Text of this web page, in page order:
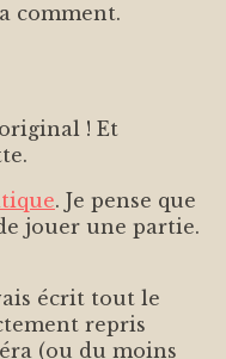
comment.
! Et
. Je pense que
jouer une partie.
écrit tout le
repris
(ou du moins